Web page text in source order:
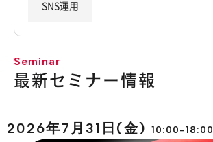
SNS運用
Seminar
最新セミナー情報
2026年7月31日(金) 10:00-18:00